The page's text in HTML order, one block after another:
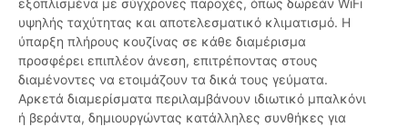
εξοπλισμένα με σύγχρονες παροχές, όπως δωρεάν WiFi
υψηλής ταχύτητας και αποτελεσματικό κλιματισμό. Η
ύπαρξη πλήρους κουζίνας σε κάθε διαμέρισμα
προσφέρει επιπλέον άνεση, επιτρέποντας στους
διαμένοντες να ετοιμάζουν τα δικά τους γεύματα.
Αρκετά διαμερίσματα περιλαμβάνουν ιδιωτικό μπαλκόνι
ή βεράντα, δημιουργώντας κατάλληλες συνθήκες για